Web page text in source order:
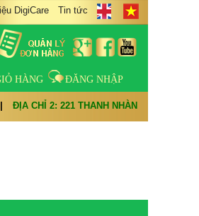
DigiCare Tin tức
HÀNG ĐĂNG NHẬP
ĐỊA CHỈ 2: 221 THANH NHÀN